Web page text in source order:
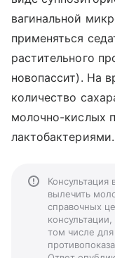
вагинальной
применяться
растительного
новопассит). На
количество
молочно-кислых
лактобактериями.
Консультация
вылечить
справочных
том числе